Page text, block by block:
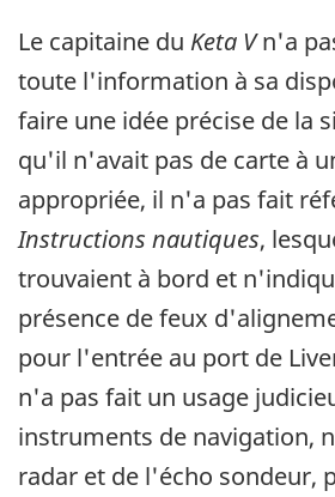
Le capitaine du Keta Vn'a
toute l'information à sa
faire une idée précise de la
qu'il n'avait pas de carte à
appropriée, il n'a pas fait
Instructions nautiques,
trouvaient à bord et
présence de feux
pour l'entrée au port de
n'a pas fait un usage
instruments de navigation,
radar et de l'écho sondeur,